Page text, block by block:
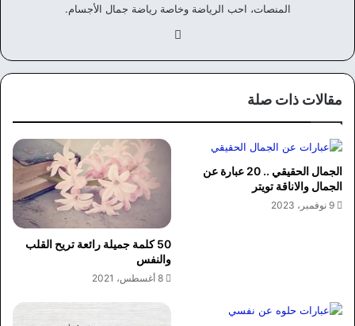
المنصات، احب الرياضة وخاصة رياضة جمال الأجسام.
وك
مقالات ذات صلة
الجمال الحقيقي .. 20 عبارة عن
الجمال والاناقة تويتر
9 نوفمبر، 2023
50 كلمة جميلة رائعة تريح القلب
والنفس
8 أغسطس، 2021